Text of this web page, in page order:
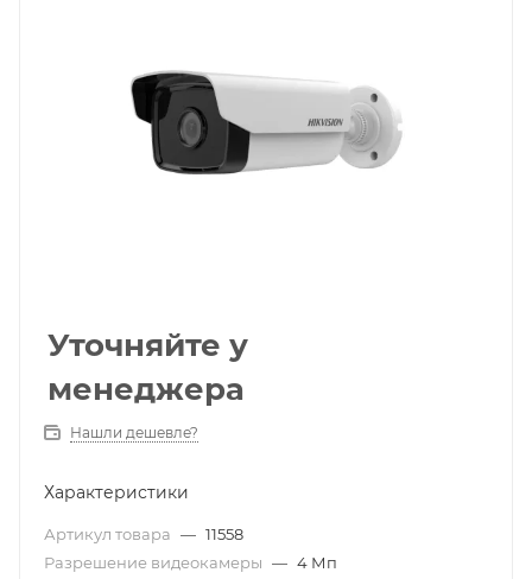
Уточняйте у
менеджера
Нашли дешевле?
Характеристики
Артикул товара — 11558
Разрешение видеокамеры — 4 Мп